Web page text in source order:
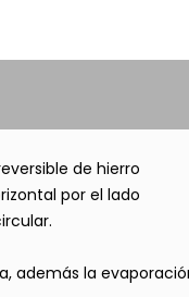
de hierro
por el lado
además la